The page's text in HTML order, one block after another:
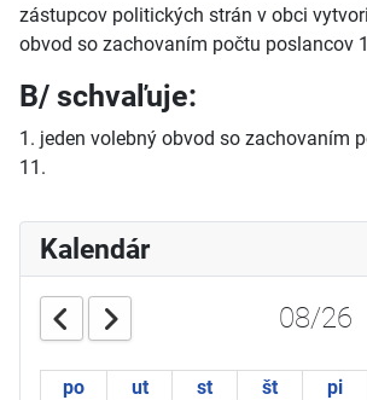
zástupcov politických strán v obci
obvod so zachovaním počtu poslancov
B/ schvaľuje:
1. jeden volebný obvod so zachovaním
11.
Kalendár
08/26
po ut st št pi